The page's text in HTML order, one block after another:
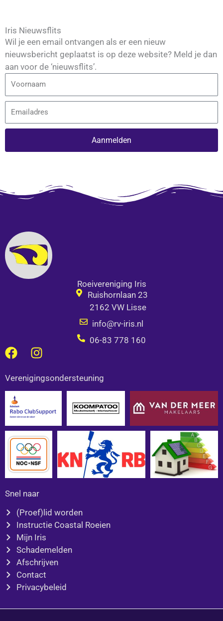
Iris Nieuwsflits
Wil je een email ontvangen als er een nieuw
nieuwsbericht geplaatst is op deze website? Meld je dan
aan voor de ‘nieuwsflits’.
Voornaam
Aanmelden
Roeivereniging Iris
Ruishornlaan 23
2162 VW Lisse
info@rv-iris.nl
06-83 778 160
F
c
e
b
o
o
k
I
s
t
g
r
a
m
Verenigingsondersteuning
Snel naar
(Proef)lid worden
Instructie Coastal Roeien
Mijn Iris
Schademelden
Afschrijven
Contact
Privacybeleid